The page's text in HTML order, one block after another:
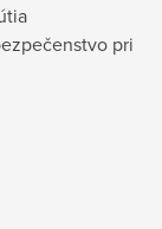
pri